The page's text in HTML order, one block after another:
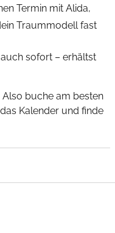
Termin mit Alida,
Traummodell fast
sofort – erhältst
buche am besten
Kalender und finde